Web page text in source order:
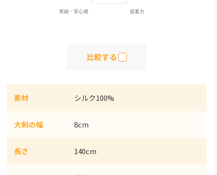
比較する
素材 シルク100%
大剣の幅 8cm
長さ 140cm